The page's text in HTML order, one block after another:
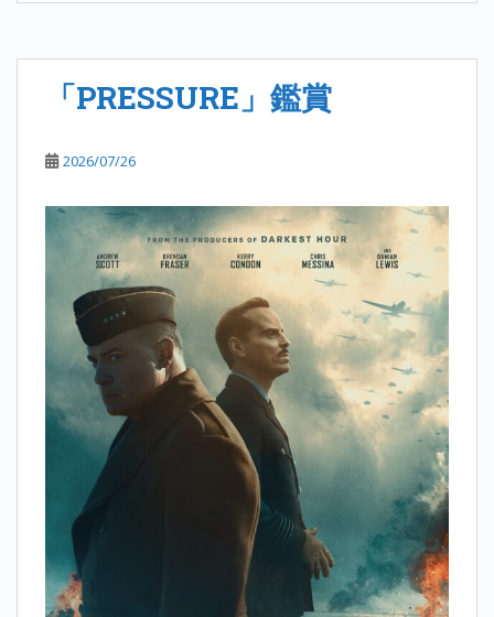
「PRESSURE」鑑賞
2026/07/26